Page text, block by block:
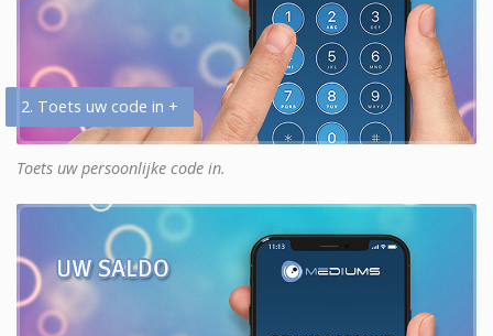
2. Toets uw code in +
Toets uw persoonlijke code in.